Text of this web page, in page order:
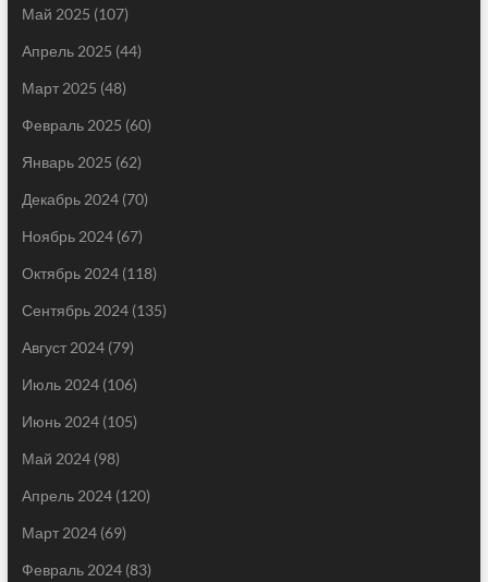
Май 2025 (107)
Апрель 2025 (44)
Март 2025 (48)
Февраль 2025 (60)
Январь 2025 (62)
Декабрь 2024(70)
Ноябрь 2024(67)
Октябрь 2024(118)
Сентябрь 2024(135)
Август 2024(79)
Июль 2024(106)
Июнь 2024(105)
Май 2024(98)
Апрель 2024(120)
Март 2024(69)
Февраль 2024(83)